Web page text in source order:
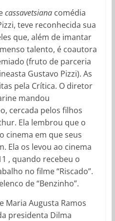
cassavetsianacomédia
teve reconhecida sua
que, além de imantar
talento, é coautora
(fruto de parceria
Gustavo Pizzi). As
pela Crítica. O diretor
mandou
cercada pelos filhos
Ela lembrou que o
cinema em que seus
Ela os levou ao cinema
, quando recebeu o
no filme “Riscado”.
de “Benzinho”.
Maria Augusta Ramos
presidenta Dilma